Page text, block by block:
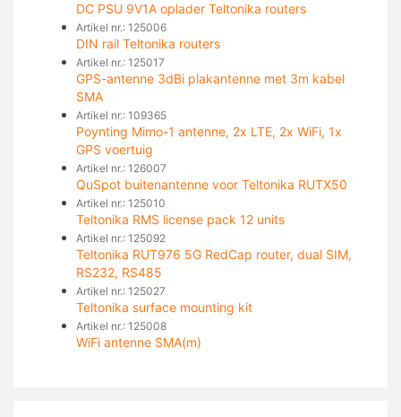
DC PSU 9V1A oplader Teltonika routers
Artikel nr.: 125006
DIN rail Teltonika routers
Artikel nr.: 125017
GPS-antenne 3dBi plakantenne met 3m kabel
SMA
Artikel nr.: 109365
Poynting Mimo-1 antenne, 2x LTE, 2x WiFi, 1x
GPS voertuig
Artikel nr.: 126007
QuSpot buitenantenne voor Teltonika RUTX50
Artikel nr.: 125010
Teltonika RMS license pack 12 units
Artikel nr.: 125092
Teltonika RUT976 5G RedCap router, dual SIM,
RS232, RS485
Artikel nr.: 125027
Teltonika surface mounting kit
Artikel nr.: 125008
WiFi antenne SMA(m)